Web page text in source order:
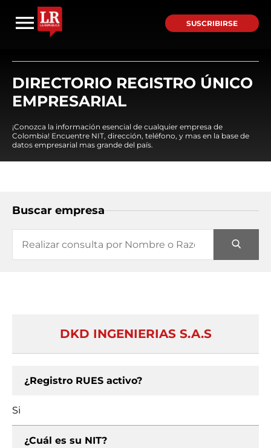
SUSCRIBIRSE
DIRECTORIO REGISTRO ÚNICO
EMPRESARIAL
¡Conozca la información esencial de cualquier empresa de
Colombia! Encuentre NIT, dirección, teléfono, y mas en la base de
datos empresarial mas grande del país.
Buscar empresa
DKD INGENIERIAS S.A.S
¿Registro RUES activo?
Si
¿Cuál es su NIT?